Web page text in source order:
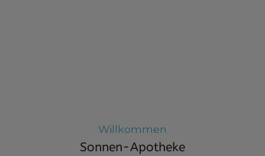
Willkommen
Sonnen-Apotheke